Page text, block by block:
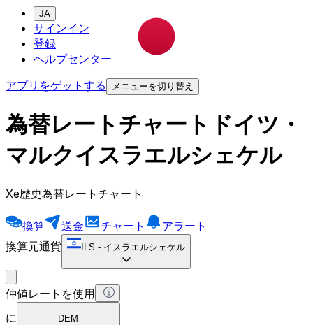
JA
サインイン
登録
ヘルプセンター
アプリをゲットする
メニューを切り替え
為替レートチャートドイツ・
マルクイスラエルシェケル
Xe歴史為替レートチャート
換算 送金 チャート
アラート
換算元通貨
ILS - イスラエルシェケル
仲値レートを使用
に
DEM